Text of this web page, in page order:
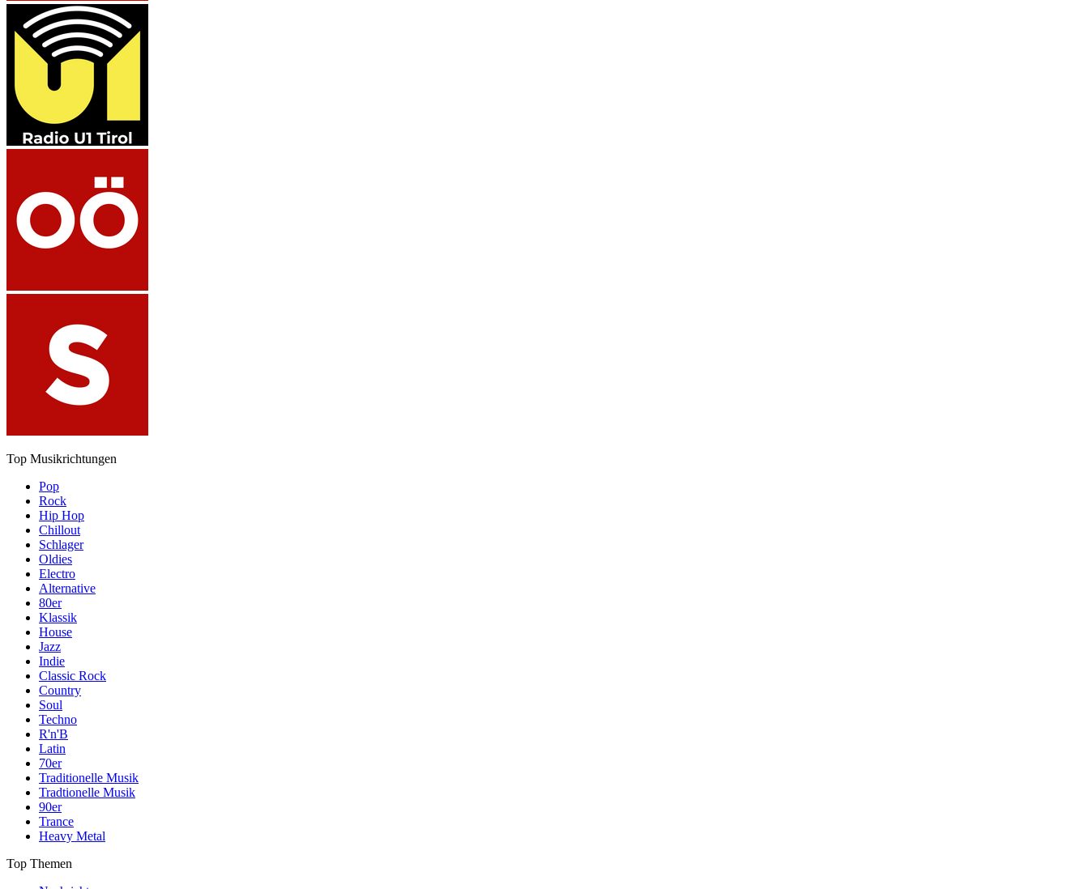
Top Musikrichtungen
Pop
Rock
Hip Hop
Chillout
Schlager
Oldies
Electro
Alternative
80er
Klassik
House
Jazz
Indie
Classic Rock
Country
Soul
Techno
R'n'B
Latin
70er
Traditionelle Musik
Tradtionelle Musik
90er
Trance
Heavy Metal
Top Themen